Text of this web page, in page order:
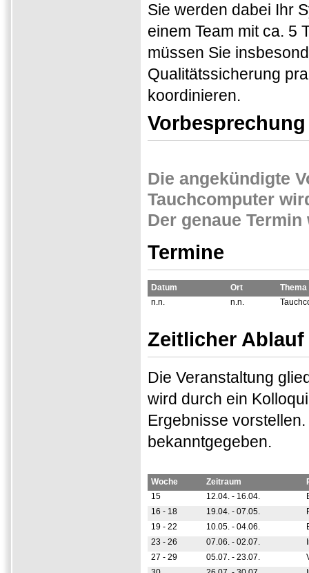
Sie werden dabei Ihr
einem Team mit ca. 5
müssen Sie
Qualitätssicherung
koordinieren.
Vorbesprechung
Die angekündigte
Tauchcomputer
Der genaue
Termine
Datum Ort
Thema
n.n.
n.n.
Zeitlicher Ablauf
Die Veranstaltung
wird durch ein
Ergebnisse
bekanntgegeben.
Woche Zeitraum
15
12.04. - 16.04.
16 - 18
19.04. - 07.05.
19 - 22
10.05. - 04.06.
23 - 26
07.06. - 02.07.
27 - 29
05.07. - 23.07.